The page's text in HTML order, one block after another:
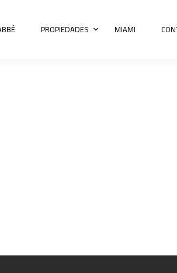
PROPIEDADES MIAMI